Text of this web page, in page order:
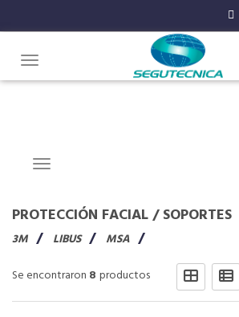
Toggle navigation
Navigation ein-/ausblenden
PROTECCIÓN FACIAL/SOPORTES
3M LIBUS
MSA
Se encontraron 8 productos